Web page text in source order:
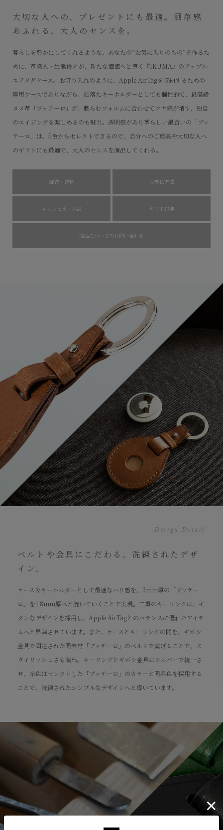
大切な人への、プレゼントにも最適。洒落感
あふれる、大人のセンスを。
暮らしを豊かにしてくれるような、あなたの“お気に入りのもの”を作るた
めに、革職人・生熊俊介が、新たな価値へと導く『IKUMA』のアップル
エアタグケース。お守り入れのように、Apple AirTagを収納するための
専用ケースでありながら、洒落たキーホルダーとしても個性的で、最高級
ヌメ革「ブッテーロ」が、膨らむフォルムに合わせてツヤ感が増す、独自
のエイジングを楽しめるのも魅力。透明感があり革らしい風合いの「ブッ
テーロ」は、5色からセレクトできるので、自分へのご褒美や大切な人へ
のギフトにも最適で、大人のセンスを演出してくれる。
配送・送料 お支払方法
キャンセル・返品 ギフト包装
商品についてのお問い合わせ
Design Detail
ベルトや金具にこだわる、洗練されたデザ
イン。
ケース＆キーホルダーとして最適なハリ感を、3mm厚の「ブッテー
ロ」を1.8mm厚へと漉いていくことで実現。二重のキーリングは、モ
ダンなデザインを採用し、Apple AirTagとのバランスに優れたアイテ
ムへと昇華させています。また、ケースとキーリングの間を、ギボシ
金具で固定された同素材「ブッテーロ」のベルトで繋げることで、ス
タイリッシュさも演出。キーリングとギボシ金具はシルバーで統一さ
せ、糸色はセレクトした「ブッテーロ」のカラーと同系色を採用する
ことで、洗練されたシンプルなデザインへと導いています。